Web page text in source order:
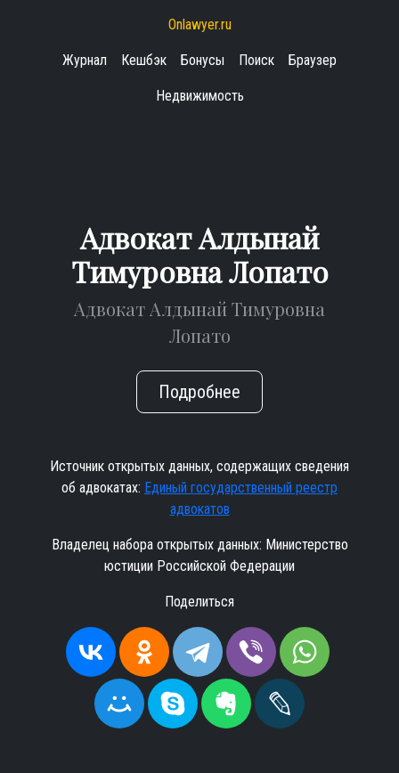
Onlawyer.ru
Журнал Кешбэк Бонусы Поиск Браузер
Недвижимость
Адвокат Алдынай
Тимуровна Лопато
Адвокат Алдынай Тимуровна
Лопато
Подробнее
Источник открытых данных, содержащих сведения
об адвокатах: Единый государственный реестр
адвокатов
Владелец набора открытых данных: Министерство
юстиции Российской Федерации
Поделиться